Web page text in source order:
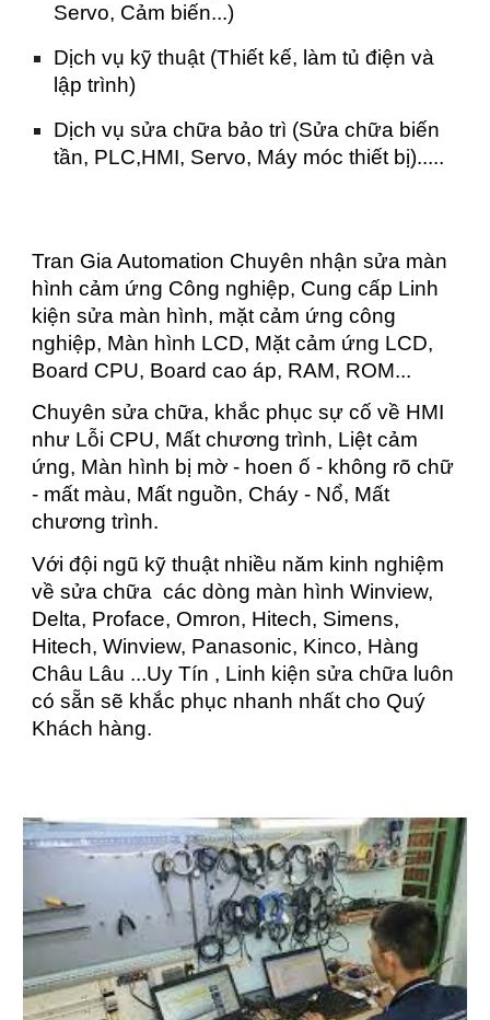
Servo, Cảm biến...)
Dịch vụ kỹ thuật (Thiết kế, làm tủ điện và
lập trình)
Dịch vụ sửa chữa bảo trì (Sửa chữa biến
tần, PLC,HMI, Servo, Máy móc thiết bị).....
Tran Gia Automation Chuyên nhận sửa màn
hình cảm ứng Công nghiệp, Cung cấp Linh
kiện sửa màn hình, mặt cảm ứng công
nghiệp, Màn hình LCD, Mặt cảm ứng LCD,
Board CPU, Board cao áp, RAM, ROM...
Chuyên sửa chữa, khắc phục sự cố về HMI
như Lỗi CPU, Mất chương trình, Liệt cảm
ứng, Màn hình bị mờ - hoen ố - không rõ chữ
- mất màu, Mất nguồn, Cháy - Nổ, Mất
chương trình.
Với đội ngũ kỹ thuật nhiều năm kinh nghiệm
về sửa chữa các dòng màn hình Winview,
Delta, Proface, Omron, Hitech, Simens,
Hitech, Winview, Panasonic, Kinco, Hàng
Châu Lâu ...Uy Tín , Linh kiện sửa chữa luôn
có sẵn sẽ khắc phục nhanh nhất cho Quý
Khách hàng.